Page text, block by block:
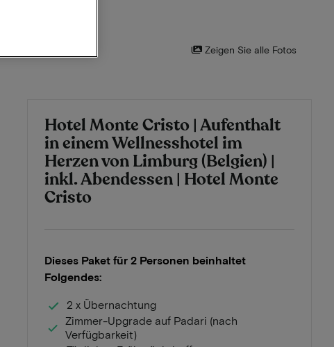
Zeigen Sie alle Fotos
Hotel Monte Cristo | Aufenthalt
in einem Wellnesshotel im
Herzen von Limburg (Belgien) |
inkl. Abendessen | Hotel Monte
Cristo
Dieses Paket für 2 Personen beinhaltet
Folgendes:
2 x Übernachtung
Zimmer-Upgrade auf Padari (nach
Verfügbarkeit)